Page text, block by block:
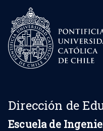
Dirección de
Escuela de